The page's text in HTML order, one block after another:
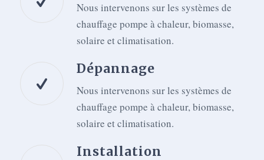
Nous intervenons sur les systèmes de
chauffage pompe à chaleur, biomasse,
solaire et climatisation.
Dépannage
Nous intervenons sur les systèmes de
chauffage pompe à chaleur, biomasse,
solaire et climatisation.
Installation